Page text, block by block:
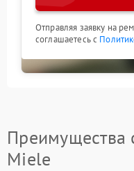
Отправляя заявку на
соглашаетесь с
Преимущества
Miele